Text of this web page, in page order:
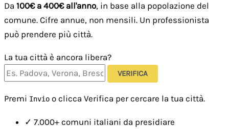
Da 100€ a 400€ all'anno, in base alla popolazione del
comune. Cifre annue, non mensili. Un professionista
può prendere più città.
La tua città è ancora libera?
VERIFICA
Premi Invio o clicca Verifica per cercare la tua città.
✓ 7.000+ comuni italiani da presidiare